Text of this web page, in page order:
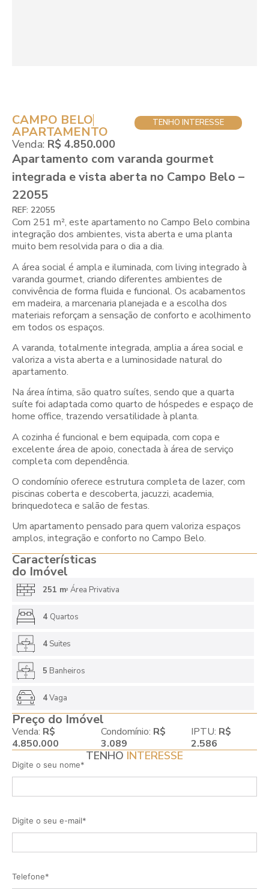
CAMPO BELO
APARTAMENTO
Venda: R$ 4.850.000
TENHO INTERESSE
Apartamento com varanda gourmet
integrada e vista aberta no Campo Belo –
22055
REF: 22055
Com 251 m², este apartamento no Campo Belo combina
integração dos ambientes, vista aberta e uma planta
muito bem resolvida para o dia a dia.
A área social é ampla e iluminada, com living integrado à
varanda gourmet, criando diferentes ambientes de
convivência de forma fluida e funcional. Os acabamentos
em madeira, a marcenaria planejada e a escolha dos
materiais reforçam a sensação de conforto e acolhimento
em todos os espaços.
A varanda, totalmente integrada, amplia a área social e
valoriza a vista aberta e a luminosidade natural do
apartamento.
Na área íntima, são quatro suítes, sendo que a quarta
suíte foi adaptada como quarto de hóspedes e espaço de
home office, trazendo versatilidade à planta.
A cozinha é funcional e bem equipada, com copa e
excelente área de apoio, conectada à área de serviço
completa com dependência.
O condomínio oferece estrutura completa de lazer, com
piscinas coberta e descoberta, jacuzzi, academia,
brinquedoteca e salão de festas.
Um apartamento pensado para quem valoriza espaços
amplos, integração e conforto no Campo Belo.
Características
do Imóvel
251 m2 Área Privativa
4 Quartos
4Suites
5 Banheiros
4Vaga
Preço do Imóvel
Venda: R$
4.850.000
Condomínio: R$
3.089
IPTU: R$
2.586
TENHO INTERESSE
Digite o seu nome*
Digite o seu e-mail*
Telefone*